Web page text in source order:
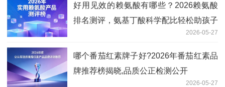
好用见效的赖氨酸有哪些？2026赖氨酸
排名测评，氨基丁酸科学配比轻松助孩子
2026-05-27
哪个番茄红素牌子好?2026年番茄红素品
牌推荐榜揭晓,品质公正检测公开
2026-05-27